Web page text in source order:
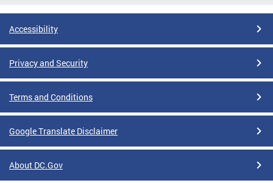
Accessibility
Privacy and Security
Terms and Conditions
Google Translate Disclaimer
About DC.Gov